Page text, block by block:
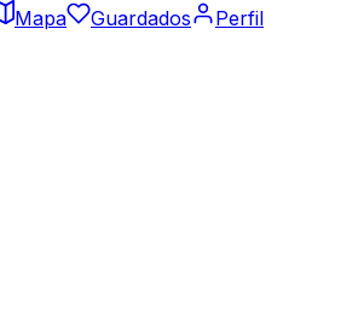
Mapa Guardados
Perfil